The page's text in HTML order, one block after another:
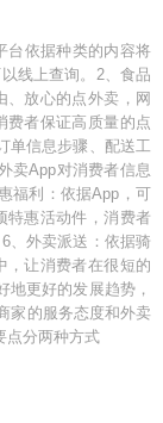
台依据种类的内容将
线上查询。2、食品
、放心的点外卖，网
费者保证高质量的点
单信息步骤、配送工
卖App对消费者信息
福利：依据App，可
特惠活动件，消费者
、外卖派送：依据骑
，让消费者在很短的
地更好的发展趋势，
家的服务态度和外卖
点分两种方式